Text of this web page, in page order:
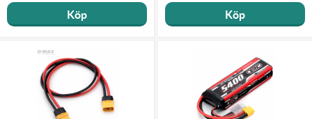
Köp Köp